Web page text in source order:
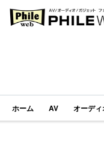
PHILE WEB｜AV/オ
ホーム AV オーディ